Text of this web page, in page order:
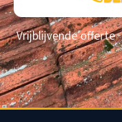
Vrijblijvende offerte